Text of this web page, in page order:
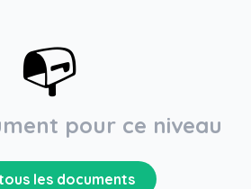
📭
pour ce niveau
les documents